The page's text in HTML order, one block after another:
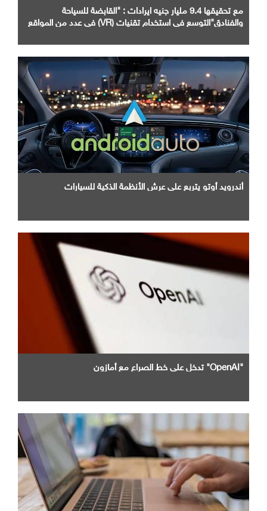
مع تحقيقها 9.4 مليار جنيه ايرادات : "القابضة للسياحة
والفنادق"التوسع في استخدام تقنيات (VR) في عدد من المواقع
أندرويد أوتو يتربع علي عرش الأنظمة الذكية للسيارات
"OpenAI" تدخل علي خط الصراع مع أمازون